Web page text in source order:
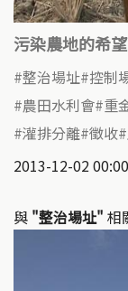
污染農地的希望
整治場址 控制
農田水利會 重
灌排分離 徵收
2013-12-02 00:00
與 "整治場址" 相